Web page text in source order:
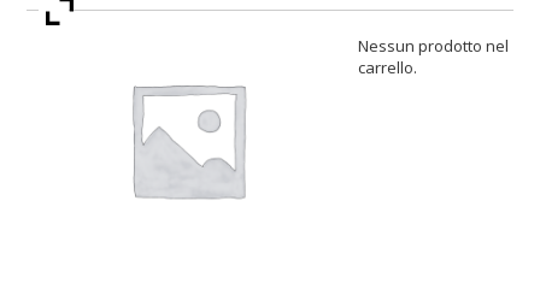
Nessun prodotto nel
carrello.